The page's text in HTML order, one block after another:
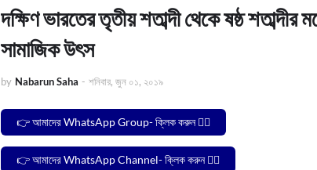
দক্ষিণ ভারতের তৃতীয় শতাব্দী থেকে ষষ্ঠ
সামাজিক উৎস
by Nabarun Saha - শনিবার, জুন ০১, ২০১৯
👉 আমাদের WhatsApp Group- ক্লিক করুন 🙋‍♂️
👉 আমাদের WhatsApp Channel- ক্লিক করুন 🙋‍♂️